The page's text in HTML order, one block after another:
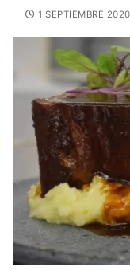
1 SEPTIEMBRE 2020